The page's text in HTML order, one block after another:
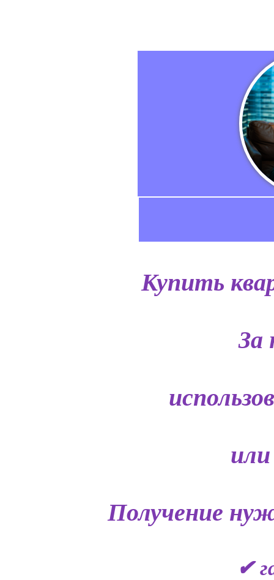
Купить
За
Получение
✔